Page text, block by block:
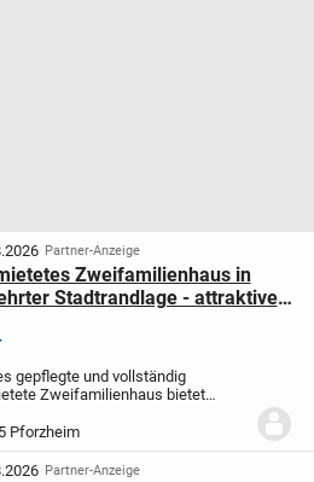
Partner-Anzeige
Zweifamilienhaus in
Stadtrandlage - attraktive
gepflegte und vollständig
Zweifamilienhaus bietet
mit laufenden
Das Reihenendhaus
zwei gut geschnittene...
Pforzheim
Partner-Anzeige